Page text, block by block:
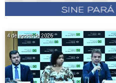
4 de agosto de 2026